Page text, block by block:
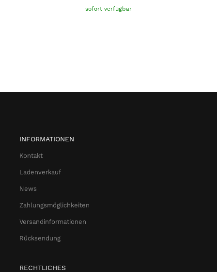
sofort verfügbar
INFORMATIONEN
Kontakt
Ladenverkauf
News
Zahlungsmöglichkeiten
Versandinformationen
Rücksendung
RECHTLICHES